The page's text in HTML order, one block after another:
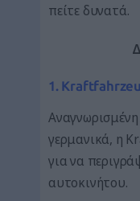
πείτε δυνατά.
1.
γερμανικά, η
για να
αυτοκινήτου.